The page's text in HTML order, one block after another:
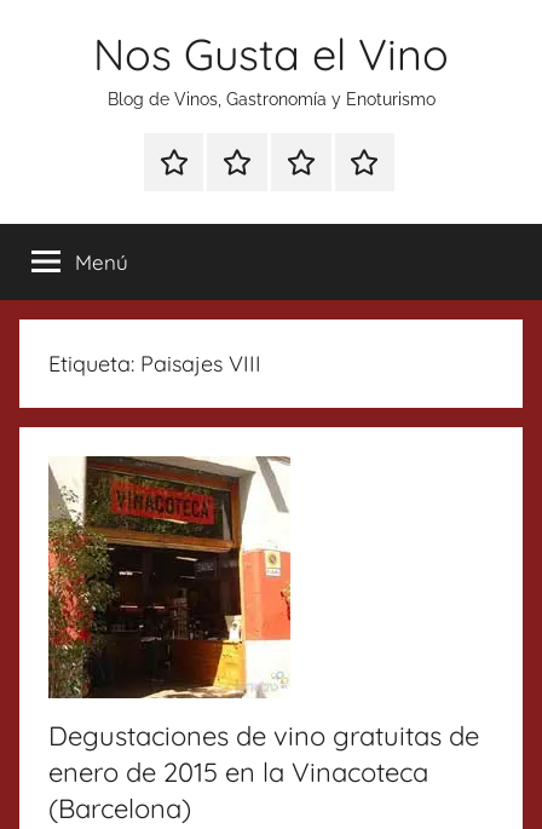
Nos Gusta el Vino
Blog de Vinos, Gastronomía y Enoturismo
Especial
Tonics
Enoturismo
Gastronomía
RankingContacto
Menú
Etiqueta: Paisajes VIII
Degustaciones de vino gratuitas de
enero de 2015 en la Vinacoteca
(Barcelona)